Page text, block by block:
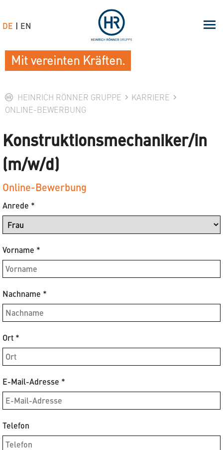
HEINRICH RÖNNER GRUPPE
KARRIERE
ONLINE-BEWERBUNG
Konstruktionsmechaniker/in
(m/w/d)
Online-Bewerbung
Anrede *
Vorname *
Nachname *
Ort *
E-Mail-Adresse *
Telefon
Mit vereinten Kräften.
DE EN